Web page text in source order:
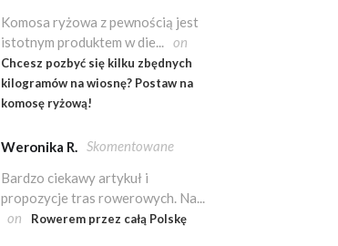
Komosa ryżowa z pewnością jest
istotnym produktem w die... on
Chcesz pozbyć się kilku zbędnych
kilogramów na wiosnę? Postaw na
komosę ryżową!
Weronika R. Skomentowane
Bardzo ciekawy artykuł i
propozycje tras rowerowych. Na...
on
Rowerem przez całą Polskę